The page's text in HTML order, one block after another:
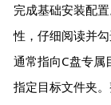
完成基础安装配
性，仔细阅读并
通常指向C盘专属
指定目标文件夹